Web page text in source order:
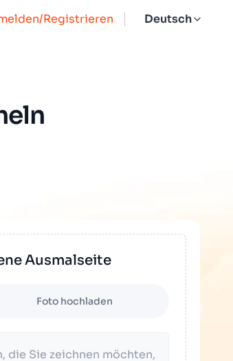
Registrieren Deutsch
Ausmalseite
Foto hochladen